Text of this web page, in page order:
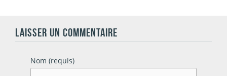
LAISSER UN COMMENTAIRE
Nom (requis)